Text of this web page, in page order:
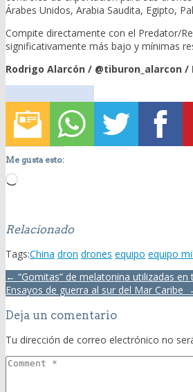
Árabes Unidos, Arabia Saudita, Egipto,
Compite directamente con el Predator/
significativamente más bajo y mínimas
Rodrigo Alarcón / @tiburon_alarcon
Me gusta esto:
Loading…
Relacionado
Tags:China dron drones equipo equipo
Post
navigation
← “Gomitas” de melatonina utilizadas
Ensayos de guerra al sur del Mar Caribe
Deja un comentario
Tu dirección de correo electrónico no